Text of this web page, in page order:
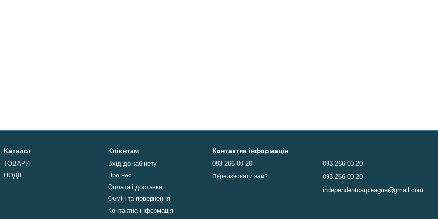
Каталог
ТОВАРИ
ПОДІЇ
Клієнтам
Вхід до кабінету
Про нас
Оплата і доставка
Обмін та повернення
Контактна інформація
Контактна інформація
093 266-00-20
Передзвонити вам?
093 266-00-20
093 266-00-20
independentcarpleague@gmail.com